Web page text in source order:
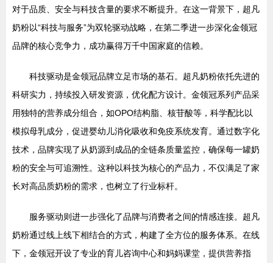
对于品质、安全与科技含量的要求不断提升。在这一背景下，超凡
奶粉以“科技与服务”为双轮驱动战略，在第二季进一步深化金领冠
品牌的核心竞争力，成功赢得万千中国家庭的信赖。
科技驱动是金领冠品牌立足市场的基石。超凡奶粉依托先进的
科研实力，持续投入研发资源，优化配方设计。金领冠系列产品采
用独特的营养成分组合，如OPO结构脂、核苷酸等，科学配比以
模拟母乳成分，促进婴幼儿消化吸收和免疫系统发育。通过数字化
技术，品牌实现了从奶源到成品的全链条质量监控，确保每一罐奶
粉的安全与可追溯性。这种以科技为核心的产品力，不仅满足了家
长对高品质奶粉的需求，也树立了行业标杆。
服务驱动则进一步强化了品牌与消费者之间的情感连接。超凡
奶粉通过线上线下相结合的方式，构建了全方位的服务体系。在线
下，金领冠开设了专业的育儿咨询中心和妈妈课堂，提供营养指